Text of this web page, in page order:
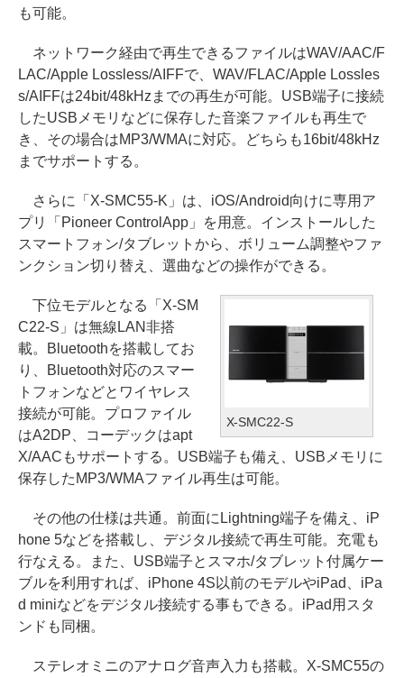
も可能。
ネットワーク経由で再生できるファイルはWAV/AAC/F
LAC/Apple Lossless/AIFFで、WAV/FLAC/Apple Lossles
s/AIFFは24bit/48kHzまでの再生が可能。USB端子に接続
したUSBメモリなどに保存した音楽ファイルも再生で
き、その場合はMP3/WMAに対応。どちらも16bit/48kHz
までサポートする。
さらに「X-SMC55-K」は、iOS/Android向けに専用ア
プリ「Pioneer ControlApp」を用意。インストールした
スマートフォン/タブレットから、ボリューム調整やファ
ンクション切り替え、選曲などの操作ができる。
X-SMC22-S
下位モデルとなる「X-SM
C22-S」は無線LAN非搭
載。Bluetoothを搭載してお
り、Bluetooth対応のスマー
トフォンなどとワイヤレス
接続が可能。プロファイル
はA2DP、コーデックはapt
X/AACもサポートする。USB端子も備え、USBメモリに
保存したMP3/WMAファイル再生は可能。
その他の仕様は共通。前面にLightning端子を備え、iP
hone 5などを搭載し、デジタル接続で再生可能。充電も
行なえる。また、USB端子とスマホ/タブレット付属ケー
ブルを利用すれば、iPhone 4S以前のモデルやiPad、iPa
d miniなどをデジタル接続する事もできる。iPad用スタ
ンドも同梱。
ステレオミニのアナログ音声入力も搭載。X-SMC55の